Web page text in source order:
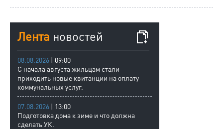
Лента новостей
08.08.2026 | 09:00
С начала августа жильцам стали
приходить новые квитанции на оплату
коммунальных услуг.
07.08.2026 | 13:00
Подготовка дома к зиме и что должна
сделать УК.